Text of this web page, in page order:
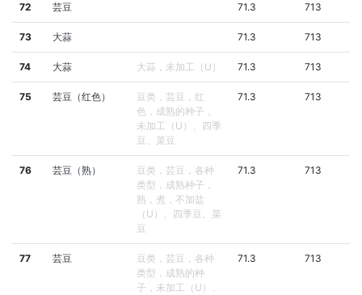
72 芸豆 71.3 713
73 大蒜 71.3 713
74 大蒜 大蒜，未加工（U） 71.3 713
75 芸豆（红色）
豆类，芸豆，红
色，成熟的种子，
未加工（U）、四季
豆、菜豆
71.3 713
76 芸豆（熟）
豆类，芸豆，各种
类型，成熟种子，
熟，煮，不加盐
（U）、四季豆、菜
豆
71.3 713
77 芸豆
豆类，芸豆，各种
类型，成熟的种
子，未加工（U）、
71.3 713